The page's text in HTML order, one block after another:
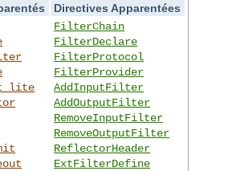
Directives Apparentées
FilterChain
FilterDeclare
FilterProtocol
FilterProvider
AddInputFilter
AddOutputFilter
RemoveInputFilter
RemoveOutputFilter
ReflectorHeader
ExtFilterDefine